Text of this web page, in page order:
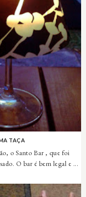
TAÇA
o Santo Bar , que foi
O bar é bem legal e ...